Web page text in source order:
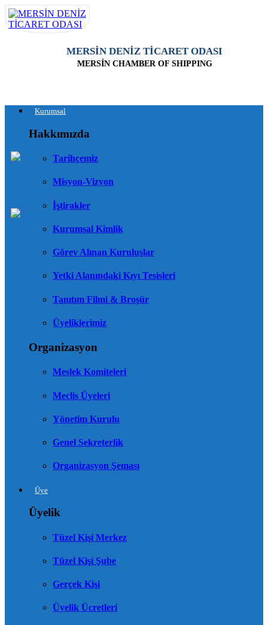
MERSİN DENİZ TİCARET ODASI
MERSİN CHAMBER OF SHIPPING
Kurumsal
Hakkımızda
Tarihçemiz
Misyon-Vizyon
İştirakler
Kurumsal Kimlik
Görev Alınan Kuruluşlar
Yetki Alanındaki Kıyı Tesisleri
Tanıtım Filmi & Broşür
Üyeliklerimiz
Organizasyon
Meslek Komiteleri
Meclis Üyeleri
Yönetim Kurulu
Genel Sekreterlik
Organizasyon Şeması
Üye
Üyelik
Tüzel Kişi Merkez
Tüzel Kişi Şube
Gerçek Kişi
Üyelik Ücretleri